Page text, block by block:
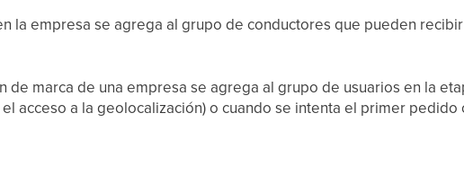
la empresa se agrega al grupo de conductores que pueden recibir
de marca de una empresa se agrega al grupo de usuarios en la
acceso a la geolocalización) o cuando se intenta el primer pedido